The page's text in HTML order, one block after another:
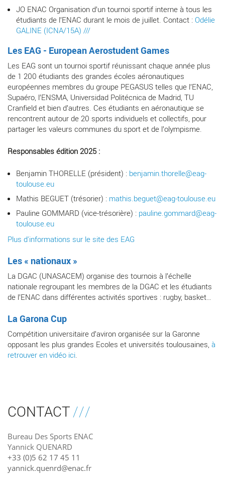
JO ENAC Organisation d’un tournoi sportif interne à tous les
étudiants de l’ENAC durant le mois de juillet. Contact : Odélie
GALINE (ICNA/15A) ///
Les EAG - European Aerostudent Games
Les EAG sont un tournoi sportif réunissant chaque année plus
de 1 200 étudiants des grandes écoles aéronautiques
européennes membres du groupe PEGASUS telles que l’ENAC,
Supaéro, l’ENSMA, Universidad Politécnica de Madrid, TU
Cranfield et bien d’autres. Ces étudiants en aéronautique se
rencontrent autour de 20 sports individuels et collectifs, pour
partager les valeurs communes du sport et de l’olympisme.
Responsables édition 2025 :
Benjamin THORELLE (président) : benjamin.thorelle@eag-
toulouse.eu
Mathis BEGUET (trésorier) : mathis.beguet@eag-toulouse.eu
Pauline GOMMARD (vice-trésorière) : pauline.gommard@eag-
toulouse.eu
Plus d'informations sur le site des EAG
Les « nationaux »
La DGAC (UNASACEM) organise des tournois à l’échelle
nationale regroupant les membres de la DGAC et les étudiants
de l’ENAC dans différentes activités sportives : rugby, basket…
La Garona Cup
Compétition universitaire d’aviron organisée sur la Garonne
opposant les plus grandes Ecoles et universités toulousaines, à
retrouver en vidéo ici
CONTACT
Bureau Des Sports ENAC
Yannick QUENARD
+33 (0)5 62 17 45 11
yannick.quenrd@enac.fr